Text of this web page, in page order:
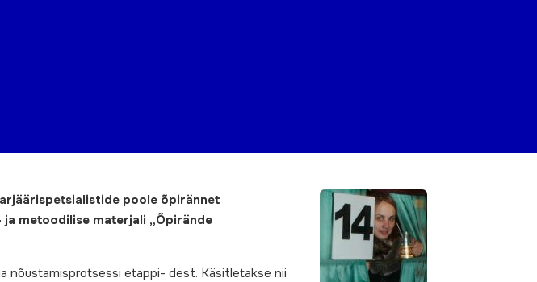
poole õpirännet
ja metoodilise materjali „Õpirände
nõustamisprotsessi etappi- dest. Käsitletakse nii